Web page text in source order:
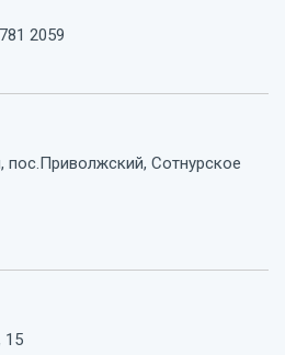
2059
Сотнурское
15